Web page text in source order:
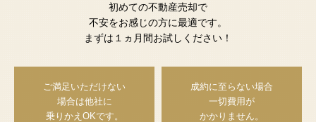
初めての不動産売却で
不安をお感じの方に最適です。
まずは１ヵ月間お試しください！
ご満足いただけない
場合は他社に
乗りかえOKです。
成約に至らない場合
一切費用が
かかりません。